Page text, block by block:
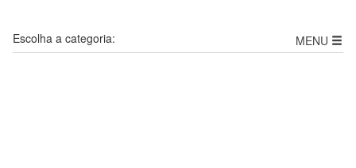
MENU
Escolha a categoria: